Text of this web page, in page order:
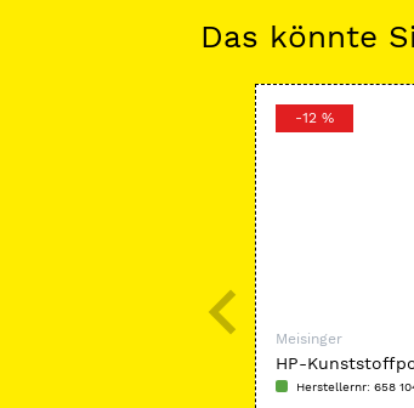
Das könnte
-12 %
Meisinger
HP-
Herstellernr: 658